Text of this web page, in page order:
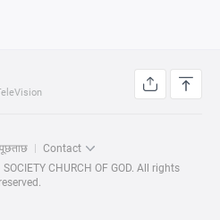
पूछताछ
Contact
CHURCH OF GOD. All rights
reserved.